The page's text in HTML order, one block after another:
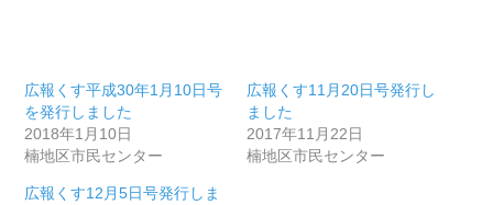
広報くす平成30年1月10日号
を発行しました
2018年1月10日
楠地区市民センター
広報くす11月20日号発行し
ました
2017年11月22日
楠地区市民センター
広報くす12月5日号発行しま